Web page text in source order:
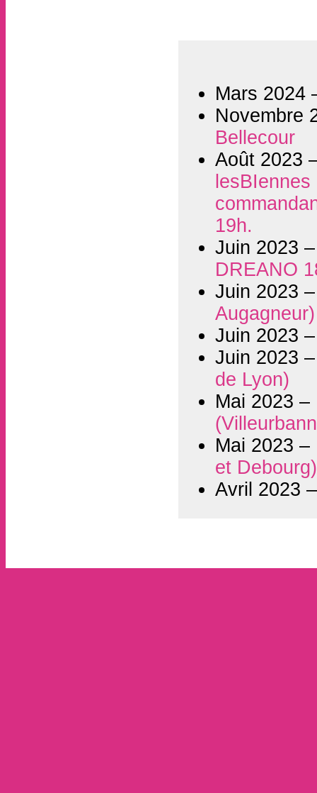
Mars 2024
Novembre
Bellecour
Août 2023
19h.
Juin 2023
DREANO
Juin 2023
Augagneur)
Juin 2023
Juin 2023
de Lyon)
Mai 2023 –
Mai 2023 –
et Debourg)
Avril 2023